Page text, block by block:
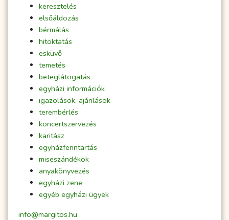
keresztelés
elsőáldozás
bérmálás
hitoktatás
esküvő
temetés
beteglátogatás
egyházi információk
igazolások, ajánlások
terembérlés
koncertszervezés
karitász
egyházfenntartás
miseszándékok
anyakönyvezés
egyházi zene
egyéb egyházi ügyek
info@margitos.hu